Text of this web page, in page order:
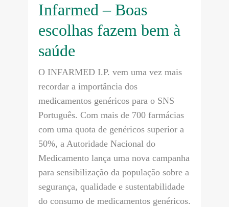
Infarmed – Boas
escolhas fazem bem à
saúde
O INFARMED I.P. vem uma vez mais
recordar a importância dos
medicamentos genéricos para o SNS
Português. Com mais de 700 farmácias
com uma quota de genéricos superior a
50%, a Autoridade Nacional do
Medicamento lança uma nova campanha
para sensibilização da população sobre a
segurança, qualidade e sustentabilidade
do consumo de medicamentos genéricos.